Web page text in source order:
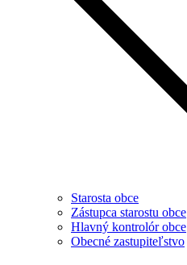
Starosta obce
Zástupca starostu obce
Hlavný kontrolór obce
Obecné zastupiteľstvo